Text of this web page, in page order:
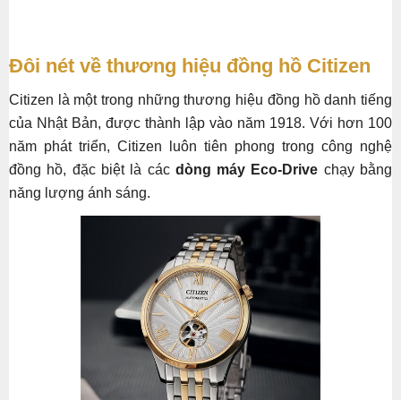
Đôi nét về thương hiệu đồng hồ Citizen
Citizen là một trong những thương hiệu đồng hồ danh tiếng
của Nhật Bản, được thành lập vào năm 1918. Với hơn 100
năm phát triển, Citizen luôn tiên phong trong công nghệ
đồng hồ, đặc biệt là các dòng máy Eco-Drive chạy bằng
năng lượng ánh sáng.